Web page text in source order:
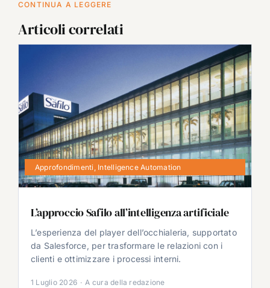
CONTINUA A LEGGERE
Articoli correlati
Approfondimenti Intelligence Automation
L’approccio Safilo all’intelligenza artificiale
L’esperienza del player dell’occhialeria, supportato
da Salesforce, per trasformare le relazioni con i
clienti e ottimizzare i processi interni.
1 Luglio 2026 · A cura della redazione